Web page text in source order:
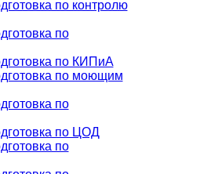
по контролю
по
по КИПиА
по моющим
по
по ЦОД
по